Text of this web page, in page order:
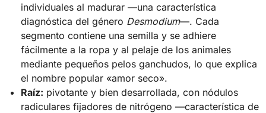
individuales al madurar —una característica
diagnóstica del género Desmodium—. Cada
segmento contiene una semilla y se adhiere
fácilmente a la ropa y al pelaje de los animales
mediante pequeños pelos ganchudos, lo que explica
el nombre popular «amor seco».
Raíz: pivotante y bien desarrollada, con nódulos
radiculares fijadores de nitrógeno —característica de